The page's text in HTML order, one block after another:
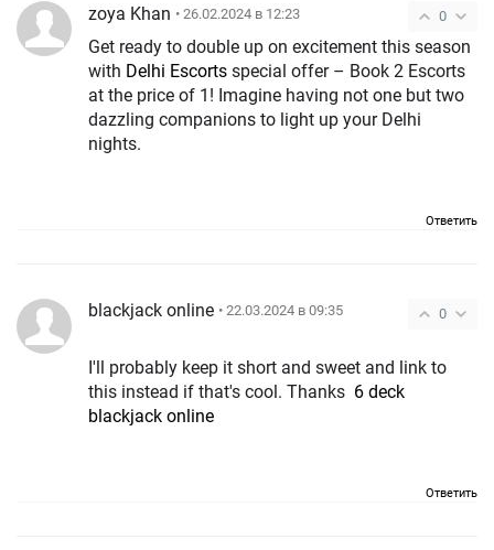
0
zoya Khan • 26.02.2024 в 12:23
Get ready to double up on excitement this season
with Delhi Escorts special offer – Book 2 Escorts
at the price of 1! Imagine having not one but two
dazzling companions to light up your Delhi
nights.
Ответить
0
blackjack online • 22.03.2024 в 09:35
I'll probably keep it short and sweet and link to
this instead if that's cool. Thanks 6 deck
blackjack online
Ответить